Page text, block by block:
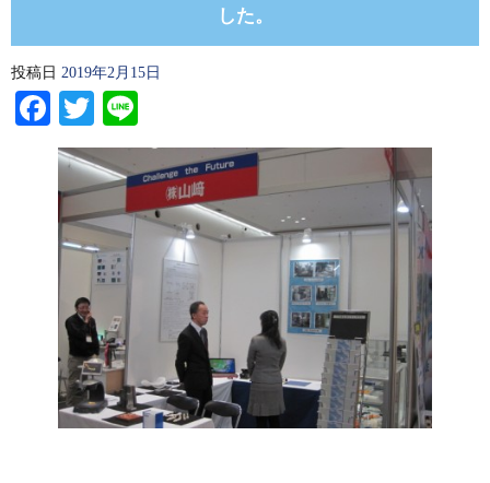
した。
投稿日 2019年2月15日
Facebook
Twitter